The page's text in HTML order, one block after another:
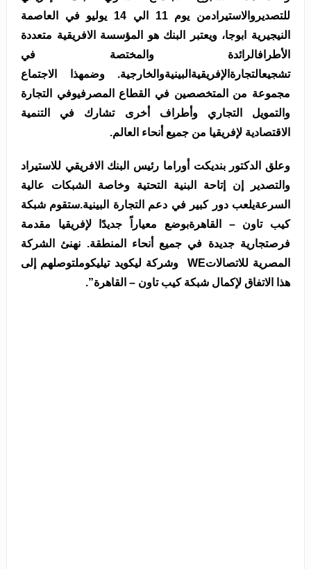
للتصديروالاستيرادمن يوم 11 الي 14 يوليو في العاصمة
النيجيرية ابوجا، ويعتبر البنك هو المؤسسة الافريقية متعددة
الأطرافالرائدة والمختصة في
تشجيعالتجارةالإفريقيةالبينيةوالخارجية. وضمهذا الاجتماع
مجموعة من المتخصصين في القطاع المصرفيوفي التجارة
والتمويل التجاري وأطراف أخرى تشارك في التنمية
الاقتصادية لإفريقيا من جميع أنحاء العالم.
وعلق الدكتور بنديكت أوراما رئيس البنك الافريقي للاستيراد
والتصدير إن إتاحة البنية التحتية وخاصة الشبكات عالية
السرعةيلعب دور كبير في دعم التجارة البينية.ستقوم شبكة
كيب تاون – القاهرةبوضع معياراً جديدًا لإفريقيا مقدمة
فرصتجارية جديدة في جميع أنحاء المنطقة. نهنئ الشركة
المصرية للاتصالاتWE وشركة ليكويد تيليكوملتوصلهم إلى
هذا الاتفاق لإكمال شبكة كيب تاون – القاهرة”.